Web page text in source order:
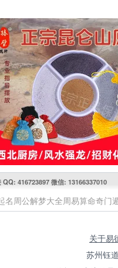
416723897 微信: 13166337010
名 周公解梦大全周易算命奇门
关于易
苏州钰